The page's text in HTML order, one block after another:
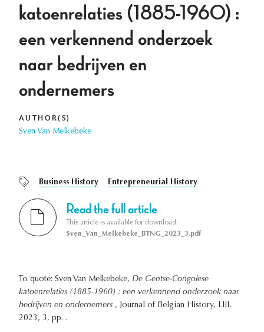
katoenrelaties (1885-1960) :
een verkennend onderzoek
naar bedrijven en
ondernemers
AUTHOR(S)
Sven Van Melkebeke
Business History Entrepreneurial History
Read the full article
This article is available for download:
Sven_Van_Melkebeke_BTNG_2023_3.pdf
To quote: Sven Van Melkebeke, De Gentse-Congolese
katoenrelaties (1885-1960) : een verkennend onderzoek naar
bedrijven en ondernemers , Journal of Belgian History, LIII,
2023, 3, pp. .